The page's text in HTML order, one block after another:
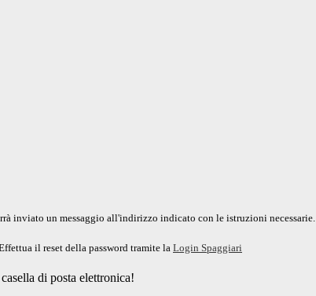
inviato un messaggio all'indirizzo indicato con le istruzioni necessarie.
il reset della password tramite la Login Spaggiari
di posta elettronica!